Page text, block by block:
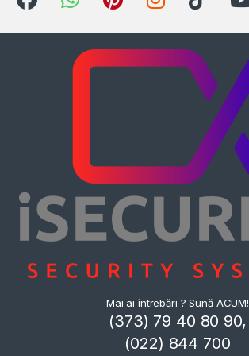
Mai ai întrebări ? Sună ACUM!
(373) 79 40 80 90,
(022) 844 700